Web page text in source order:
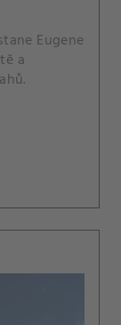
Eugene
a